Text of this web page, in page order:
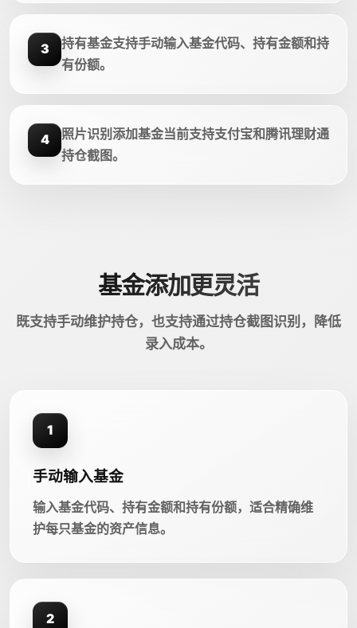
3
持有基金支持手动输入基金代码、持有金额和持
有份额。
4
照片识别添加基金当前支持支付宝和腾讯理财通
持仓截图。
基金添加更灵活
既支持手动维护持仓，也支持通过持仓截图识别，降低
录入成本。
1
手动输入基金
输入基金代码、持有金额和持有份额，适合精确维
护每只基金的资产信息。
2